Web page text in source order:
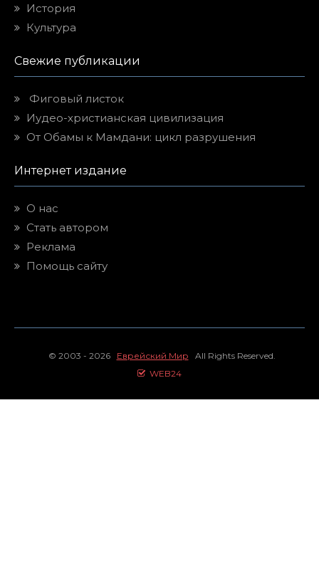
История
Культура
Свежие публикации
Фиговый листок
Иудео-христианская цивилизация
От Обамы к Мамдани: цикл разрушения
Интернет издание
О нас
Стать автором
Реклама
Помощь сайту
© 2003 - 2026 Еврейский Мир All Rights Reserved.
WEB24